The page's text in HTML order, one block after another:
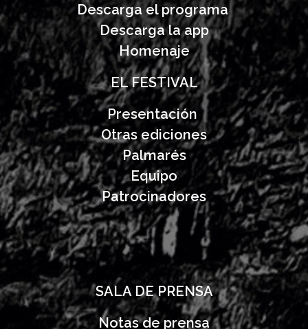
Descarga el programa
Descarga la app
Homenaje
EL FESTIVAL
Presentación
Otras ediciones
Palmarés
Equipo
Patrocinadores
SALA DE PRENSA
Notas de prensa